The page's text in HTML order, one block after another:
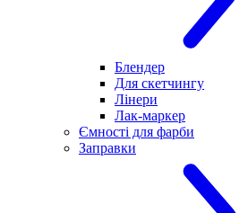
Блендер
Для скетчингу
Лінери
Лак-маркер
Ємності для фарби
Заправки